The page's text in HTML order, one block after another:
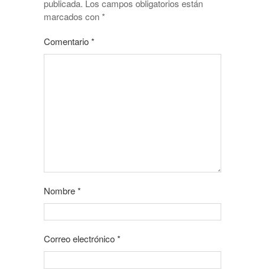
publicada. Los campos obligatorios están
marcados con*
Comentario*
Nombre*
Correo electrónico*